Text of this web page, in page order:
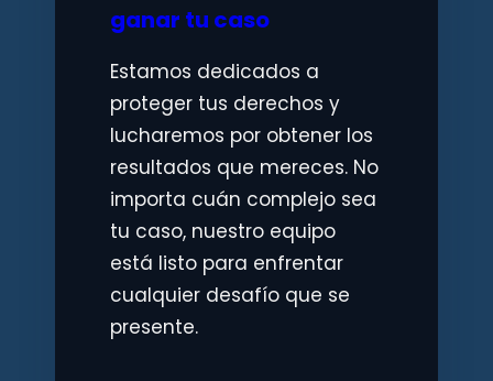
ganar tu caso
Estamos dedicados a
proteger tus derechos y
lucharemos por obtener los
resultados que mereces. No
importa cuán complejo sea
tu caso, nuestro equipo
está listo para enfrentar
cualquier desafío que se
presente.